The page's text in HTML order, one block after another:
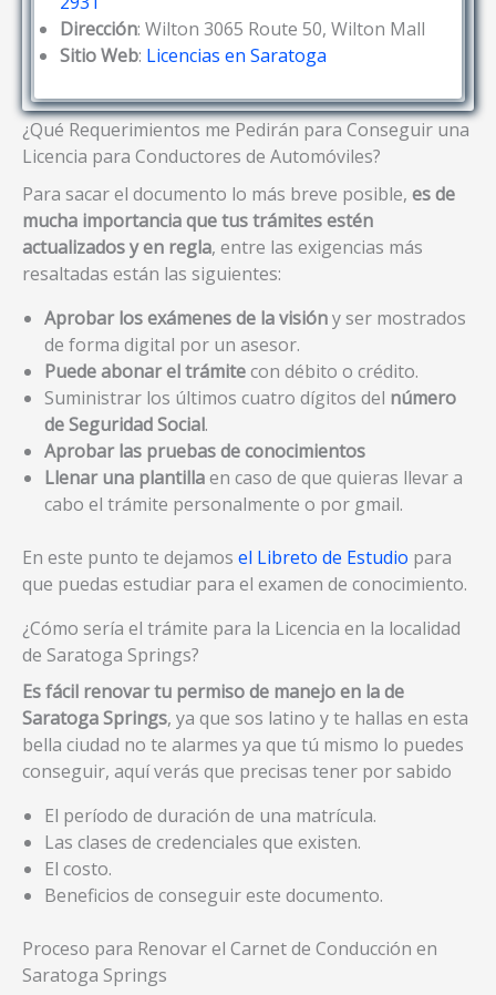
Dirección: Wilton 3065 Route 50, Wilton Mall
Sitio Web: Licencias en Saratoga
¿Qué Requerimientos me Pedirán para Conseguir una
Licencia para Conductores de Automóviles?
Para sacar el documento lo más breve posible, es de
mucha importancia que tus trámites estén
actualizados y en regla, entre las exigencias más
resaltadas están las siguientes:
Aprobar los exámenes de la visióny ser mostrados
de forma digital por un asesor.
Puede abonar el trámitecon débito o crédito.
Suministrar los últimos cuatro dígitos del número
de Seguridad Social.
Aprobar las pruebas de conocimientos
Llenar una plantillaen caso de que quieras llevar a
cabo el trámite personalmente o por gmail.
En este punto te dejamos el Libreto de Estudio para
que puedas estudiar para el examen de conocimiento.
¿Cómo sería el trámite para la Licencia en la localidad
de Saratoga Springs?
Es fácil renovar tu permiso de manejo en la de
Saratoga Springs, ya que sos latino y te hallas en esta
bella ciudad no te alarmes ya que tú mismo lo puedes
conseguir, aquí verás que precisas tener por sabido
El período de duración de una matrícula.
Las clases de credenciales que existen.
El costo.
Beneficios de conseguir este documento.
Proceso para Renovar el Carnet de Conducción en
Saratoga Springs